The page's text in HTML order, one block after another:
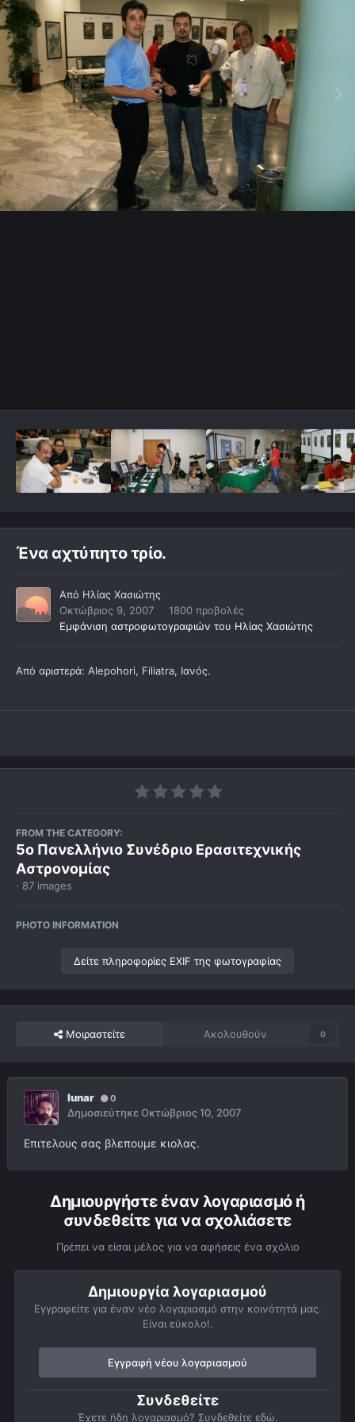
Ένα αχτύπητο τρίο.
Από Ηλίας Χασιώτης
Οκτώβριος 9, 2007
1800 προβολές
Εμφάνιση αστροφωτογραφιών του Ηλίας Χασιώτης
Από αριστερά: Alepohori, Filiatra, Ιανός.
FROM THE CATEGORY:
5ο Πανελλήνιο Συνέδριο Ερασιτεχνικής
Αστρονομίας
· 87 images
PHOTO INFORMATION
Δείτε πληροφορίες EXIF της φωτογραφίας
Μοιραστείτε Ακολουθούν 0
lunar 0
ΔημοσιεύτηκεΟκτώβριος 10, 2007
Επιτελους σας βλεπουμε κιολας.
Δημιουργήστε έναν λογαριασμό ή
συνδεθείτε για να σχολιάσετε
Πρέπει να είσαι μέλος για να αφήσεις ένα σχόλιο
Δημιουργία λογαριασμού
Εγγραφείτε για έναν νέο λογαριασμό στην κοινότητά μας.
Είναι εύκολο!.
Εγγραφή νέου λογαριασμού
Συνδεθείτε
Έχετε ήδη λογαριασμό? Συνδεθείτε εδώ.